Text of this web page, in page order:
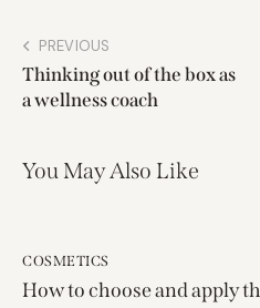
PREVIOUS
Thinking out of the box as
a wellness coach
You May Also Like
COSMETICS
How to choose and apply